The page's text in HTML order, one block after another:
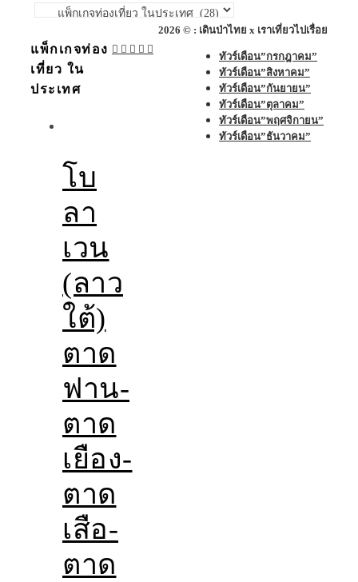
หมวด
แพ็กเกจท่อง
เที่ยว ใน
ประเทศ
โบ
ลา
เวน
(ลาว
ใต้)
ตาด
ฟาน-
ตาด
เยือง-
ตาด
เสือ-
ตาด
2026 © : เดินป่าไทย x เราเที่ยวไปเรื่อย
ทัวร์เดือน”กรกฎาคม”
ทัวร์เดือน”สิงหาคม”
ทัวร์เดือน”กันยายน”
ทัวร์เดือน”ตุลาคม”
ทัวร์เดือน”พฤศจิกายน”
ทัวร์เดือน”ธันวาคม”